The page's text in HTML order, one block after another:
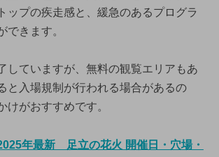
ップの疾走感と、緩急のあるプログラ
できます。
していますが、無料の観覧エリアもあ
と入場規制が行われる場合があるの
けがおすすめです。
年最新 足立の花火 開催日・穴場・